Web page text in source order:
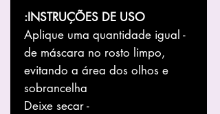
INSTRUÇÕES DE USO:
- Aplique uma quantidade igual
de máscara no rosto limpo,
evitando a área dos olhos e
sobrancelha
- Deixe secar